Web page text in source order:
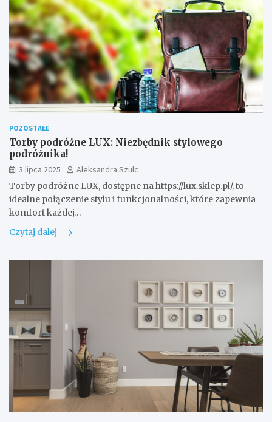
POZOSTAŁE
Torby podróżne LUX: Niezbędnik stylowego
podróżnika!
3 lipca 2025
Aleksandra Szulc
Torby podróżne LUX, dostępne na https://lux.sklep.pl/, to
idealne połączenie stylu i funkcjonalności, które zapewnia
komfort każdej…
Czytaj dalej